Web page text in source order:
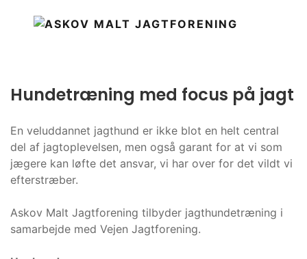
Hundetræning med focus på jagt
En veluddannet jagthund er ikke blot en helt central
del af jagtoplevelsen, men også garant for at vi som
jægere kan løfte det ansvar, vi har over for det vildt vi
efterstræber.
Askov Malt Jagtforening tilbyder jagthundetræning i
samarbejde med Vejen Jagtforening.